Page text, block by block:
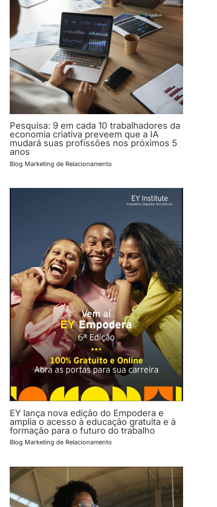
Pesquisa: 9 em cada 10 trabalhadores da
economia criativa preveem que a IA
mudará suas profissões nos próximos 5
anos
Blog Marketing de Relacionamento
EY lança nova edição do Empodera e
amplia o acesso à educação gratuita e à
formação para o futuro do trabalho
Blog Marketing de Relacionamento